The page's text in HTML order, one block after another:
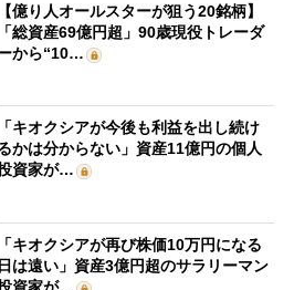
【億り人オールスターが狙う20銘柄】
「総資産69億円超」90歳現役トレーダ
から“10…
「キオクシアが今後も利益を出し続け
かは分からない」資産11億円の個人
資家が…
「キオクシアが再び株価10万円になる
日は遠い」資産3億円超のサラリーマン
資家が…